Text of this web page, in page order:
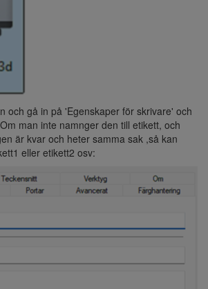
och gå in på 'Egenskaper för skrivare' och
man inte namnger den till etikett, och
är kvar och heter samma sak ,så kan
eller etikett2 osv: